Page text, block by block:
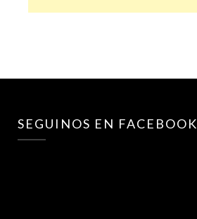
SEGUINOS EN FACEBOOK